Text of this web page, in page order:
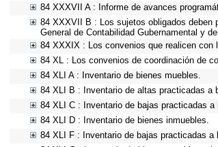
84 XXXVII A : Informe de avances
84 XXXVII B : Los sujetos obligados deben
General de Contabilidad Gubernamental y
84 XXXIX : Los convenios que realicen con
84 XL : Los convenios de coordinación de
84 XLI A : Inventario de bienes muebles.
84 XLI B : Inventario de altas practicadas a
84 XLI C : Inventario de bajas practicadas a
84 XLI D : Inventario de bienes inmuebles.
84 XLI F : Inventario de bajas practicadas a